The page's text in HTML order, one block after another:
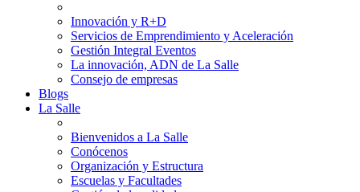
Innovación y R+D
Servicios de Emprendimiento y Aceleración
Gestión Integral Eventos
La innovación, ADN de La Salle
Consejo de empresas
Blogs
La Salle
Bienvenidos a La Salle
Conócenos
Organización y Estructura
Escuelas y Facultades